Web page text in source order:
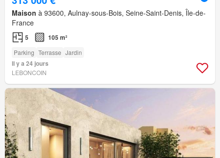
Maison à 93600, Aulnay-sous-Bois, Seine-Saint-Denis, Île-de-
France
5 105 m²
Parking Terrasse Jardin
Il y a 24 jours
LEBONCOIN